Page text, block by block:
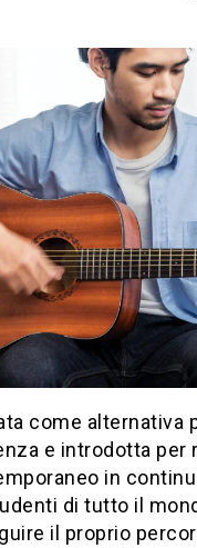
come alternativa
e introdotta per
in
di tutto il
il proprio